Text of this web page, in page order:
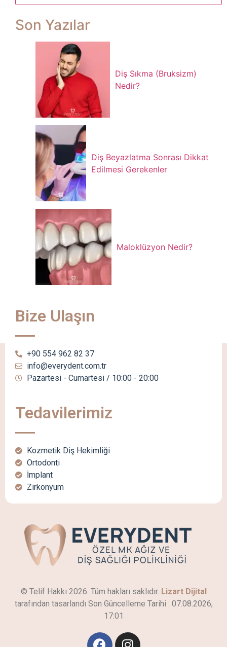
bırakılmalıdır
Son Yazılar
Diş Sıkma (Bruksizm)
Nedir?
Diş Beyazlatma Sonrası Dikkat
Edilmesi Gerekenler
Maloklüzyon Nedir?
Bize Ulaşın
+90 554 962 82 37
info@everydent.com.tr
Pazartesi - Cumartesi / 10:00 - 20:00
Tedavilerimiz
Kozmetik Diş Hekimliği
Ortodonti
İmplant
Zirkonyum
© Telif Hakkı 2026. Tüm hakları saklıdır. Lizart Dijital
tarafından tasarlandı Son Güncelleme Tarihi : 07.08.2026,
17:01